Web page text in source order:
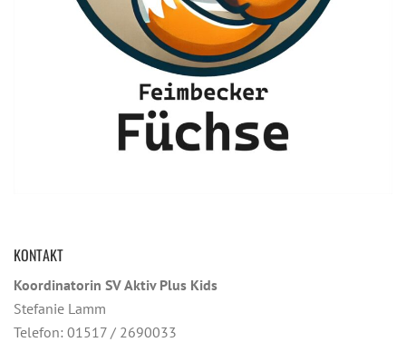
KONTAKT
Koordinatorin SV Aktiv Plus Kids
Stefanie Lamm
Telefon: 01517 / 2690033